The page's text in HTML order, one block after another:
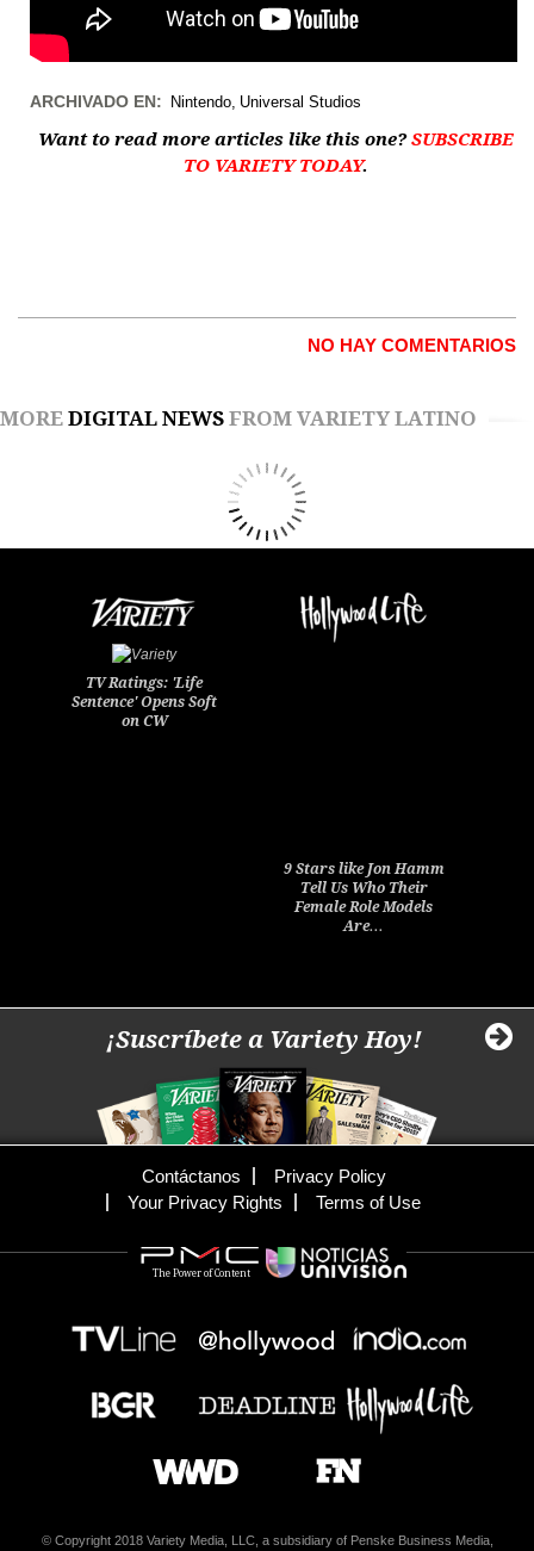
ARCHIVADO EN: Nintendo Universal Studios
Want to read more articles like this one?SUBSCRIBE
TO VARIETY TODAY.
NO HAY COMENTARIOS
MORE DIGITAL NEWS FROM VARIETY LATINO
TV Ratings: 'Life
Sentence' Opens Soft
on CW
9 Stars like Jon Hamm
Tell Us Who Their
Female Role Models
Are…
¡Suscríbete a Variety Hoy!
Contáctanos
Privacy Policy
Your Privacy Rights
Terms of Use
The Power of Content
© Copyright 2018 Variety Media, LLC, a subsidiary of Penske Business Media,